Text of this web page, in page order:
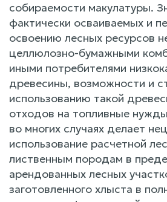
собираемости макулатуры.
фактически осваиваемых и
освоению лесных ресурсов
целлюлозно-бумажными
иными потребителями
древесины, возможности и
использованию такой
отходов на топливные
во многих случаях делает
использование расчетной
лиственным породам в
арендованных лесных
заготовленного хлыста в